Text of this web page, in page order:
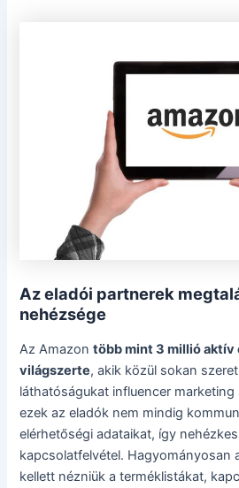
Az eladói partnerek
nehézsége
Az Amazontöbb mint 3 millió aktív
világszerte, akik közül sokan
láthatóságukat influencer
ezek az eladók nem mindig
elérhetőségi adataikat, így
kapcsolatfelvétel. Hagyományosan
kellett nézniük a terméklistákat,